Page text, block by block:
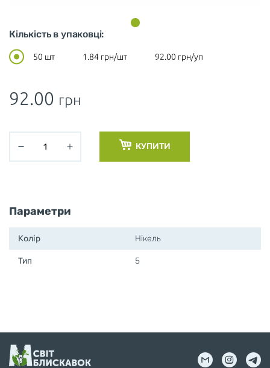
Кількість в упаковці:
50 шт 1.84 грн/шт 92.00 грн/уп
92.00 грн
КУПИТИ
Параметри
Колір Нікель
Тип 5